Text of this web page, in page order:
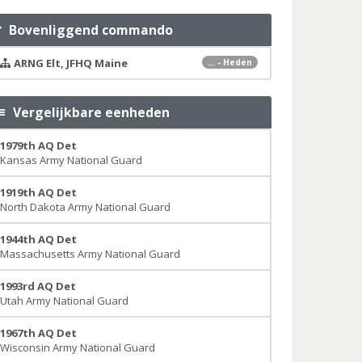
Bovenliggend commando
... - Heden
ARNG Elt, JFHQ Maine
Vergelijkbare eenheden
1979th AQ Det
Kansas Army National Guard
1919th AQ Det
North Dakota Army National Guard
1944th AQ Det
Massachusetts Army National Guard
1993rd AQ Det
Utah Army National Guard
1967th AQ Det
Wisconsin Army National Guard